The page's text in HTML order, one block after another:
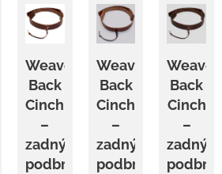
Weaver
Back
Cinch
–
zadný
podbrušník
Weaver
Back
Cinch
–
zadný
podbrušník
Weaver
Back
Cinch
–
zadný